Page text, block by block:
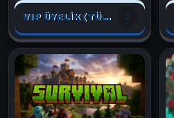
VIP ÜYELİK (TÜM OYUNLAR İÇİN)